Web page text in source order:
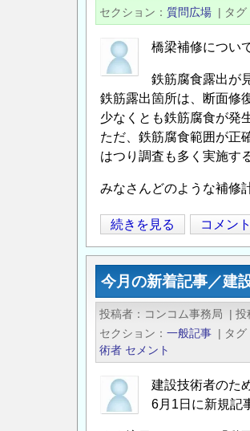
6
月
新
の
ご
案
内
『鋼
造
シ
リ
ー
ズ
鋼
橋
の
維
セクション
質問広場 | タグ
橋梁補修につい
鉄筋腐食露出が
鉄筋露出箇所は、断面修
少なくとも鉄筋腐食が発
ただ、鉄筋腐食範囲が正
はつり調査も多く実施す
みなさんどのような補修
橋
梁
補
修
の
筋
腐
食
に
続きを見る コメン
今月の新着記事／建
投稿者 コンコム事務局 | 投
セクション
一般記事 | タグ
術者 セメント
建設技術者のた
6月1日に新規記